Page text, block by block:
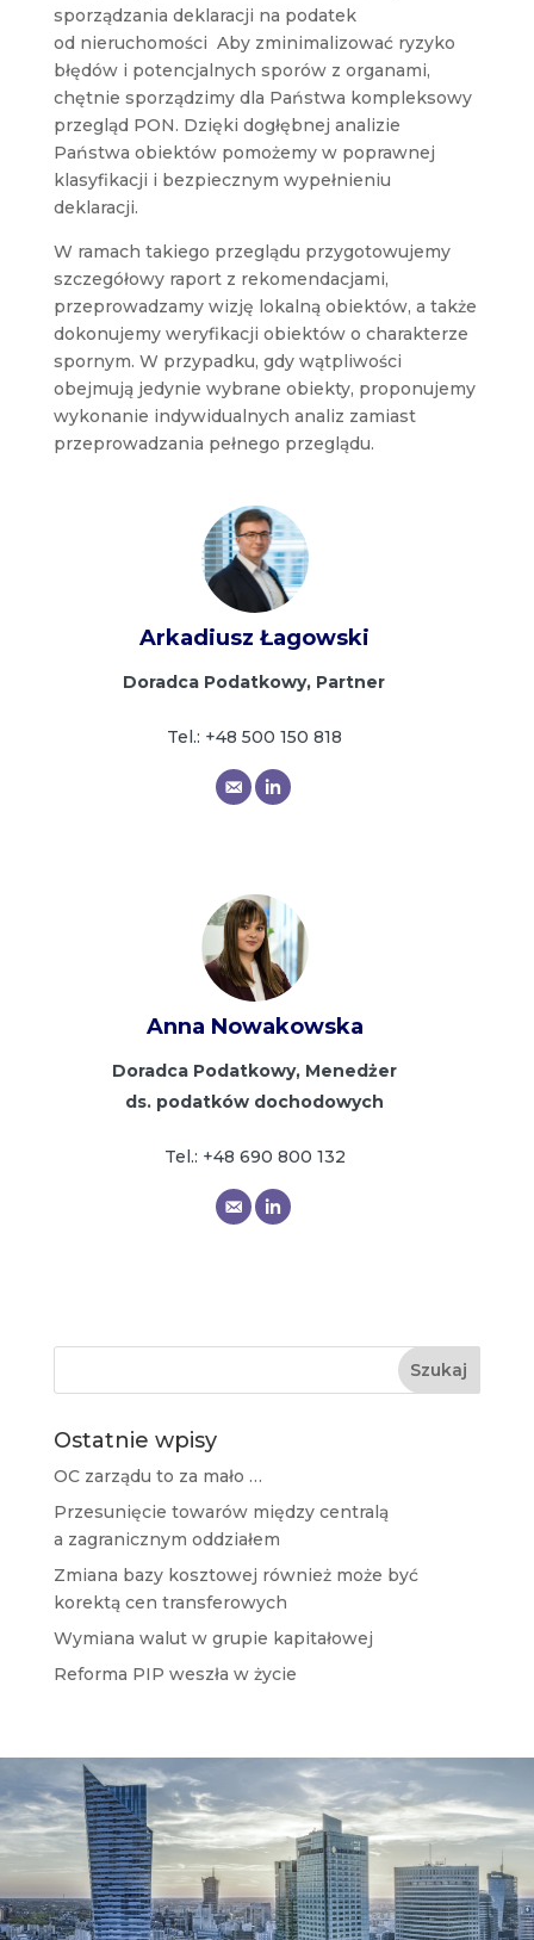
sporządzania deklaracji na podatek
od nieruchomości Aby zminimalizować ryzyko
błędów i potencjalnych sporów z organami,
chętnie sporządzimy dla Państwa kompleksowy
przegląd PON. Dzięki dogłębnej analizie
Państwa obiektów pomożemy w poprawnej
klasyfikacji i bezpiecznym wypełnieniu
deklaracji.
W ramach takiego przeglądu przygotowujemy
szczegółowy raport z rekomendacjami,
przeprowadzamy wizję lokalną obiektów, a także
dokonujemy weryfikacji obiektów o charakterze
spornym. W przypadku, gdy wątpliwości
obejmują jedynie wybrane obiekty, proponujemy
wykonanie indywidualnych analiz zamiast
przeprowadzania pełnego przeglądu.
Arkadiusz Łagowski
Doradca Podatkowy, Partner
Tel.: +48 500 150 818
Anna Nowakowska
Doradca Podatkowy, Menedżer
ds. podatków dochodowych
Tel.: +48 690 800 132
Ostatnie wpisy
OC zarządu to za mało …
Przesunięcie towarów między centralą
a zagranicznym oddziałem
Zmiana bazy kosztowej również może być
korektą cen transferowych
Wymiana walut w grupie kapitałowej
Reforma PIP weszła w życie